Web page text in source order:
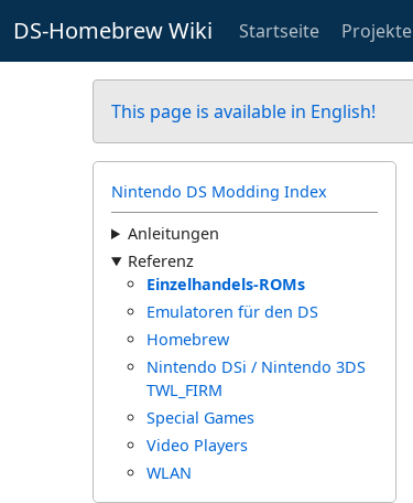
DS-Homebrew Wiki Startseite Projekte
This page is available in English!
Nintendo DS Modding Index
Anleitungen
Referenz
Einzelhandels-ROMs
Emulatoren für den DS
Homebrew
Nintendo DSi / Nintendo 3DS
TWL_FIRM
Special Games
Video Players
WLAN